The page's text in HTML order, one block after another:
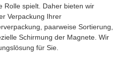
Rolle spielt. Daher bieten wir
Verpackung Ihrer
paarweise Sortierung,
Schirmung der Magnete. Wir
für Sie.